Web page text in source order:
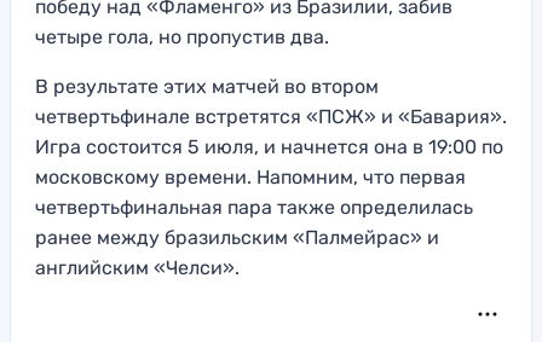
победу над «Фламенго» из Бразилии, забив
четыре гола, но пропустив два.
В результате этих матчей во втором
четвертьфинале встретятся «ПСЖ» и «Бавария».
Игра состоится 5 июля, и начнется она в 19:00 по
московскому времени. Напомним, что первая
четвертьфинальная пара также определилась
ранее между бразильским «Палмейрас» и
английским «Челси».